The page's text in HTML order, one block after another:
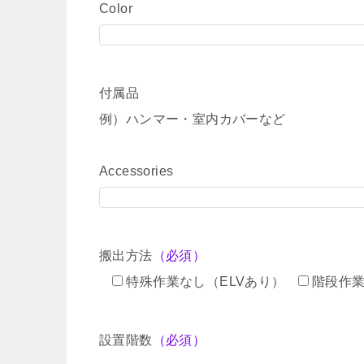
Color
付属品
例）ハンマー・室内カバーなど
Accessories
搬出方法 （必須）
特殊作業なし（ELVあり）
階段作
設置階数 （必須）